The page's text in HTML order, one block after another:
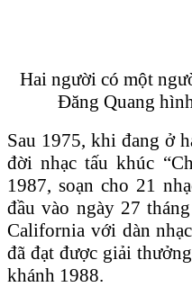
Hai người có một
Đăng Quang
Sau 1975, khi đang ở
đời nhạc tấu khúc
1987, soạn cho 21
đầu vào ngày 27
California với dàn
đã đạt được giải
khánh 1988.